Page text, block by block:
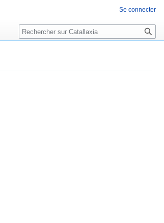
Se connecter
Rechercher